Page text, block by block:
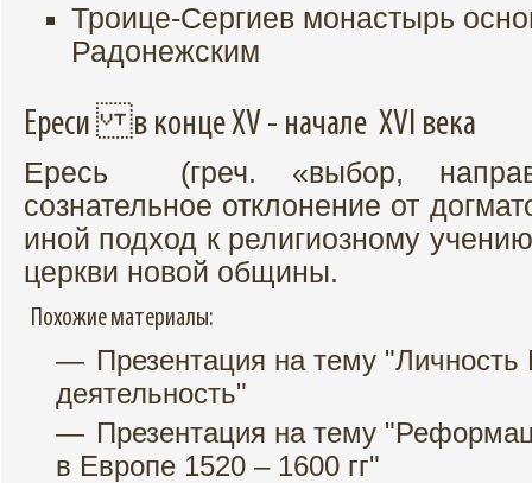
Троице-Сергиев монастырь
Радонежским
Ереси в конце XV - начале XVI века
Ересь (греч. «выбор,
сознательное отклонение от
иной подход к религиозному
церкви новой общины.
Похожие материалы:
Презентация на тему "Личность
деятельность"
Презентация на тему
в Европе 1520 – 1600 гг"